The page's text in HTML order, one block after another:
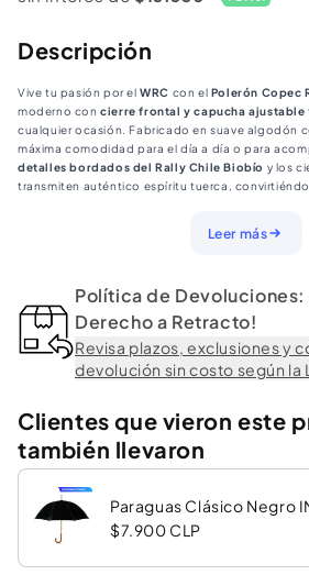
WRC
WRC
Descripción
Vive tu pasión por elWRC con el Polerón Copec
moderno concierre frontal y capucha ajustable
cualquier ocasión. Fabricado en suave algodón
máxima comodidad para el día a día o para
detalles bordados del Rally Chile Biobío y los
transmiten auténtico espíritu tuerca,
• Material: Algodón con interior afelpado
• Bolsillos: Laterales con cierre
• Género: Unisex
• Detalles: Logos bordados RallyMobil y Rally
Leer más
Política de Devoluciones:
Derecho a Retracto!
Revisa plazos, exclusiones y
devolución sin costo según la
Clientes que vieron este
también llevaron
Paraguas Clásico Negro
$7.900 CLP